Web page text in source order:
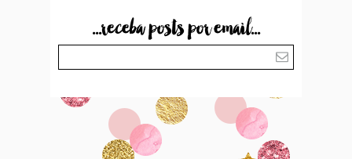
...receba posts por email...